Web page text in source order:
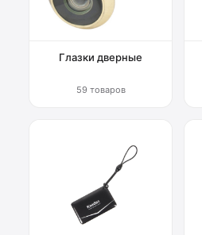
Глазки дверные
59 товаров